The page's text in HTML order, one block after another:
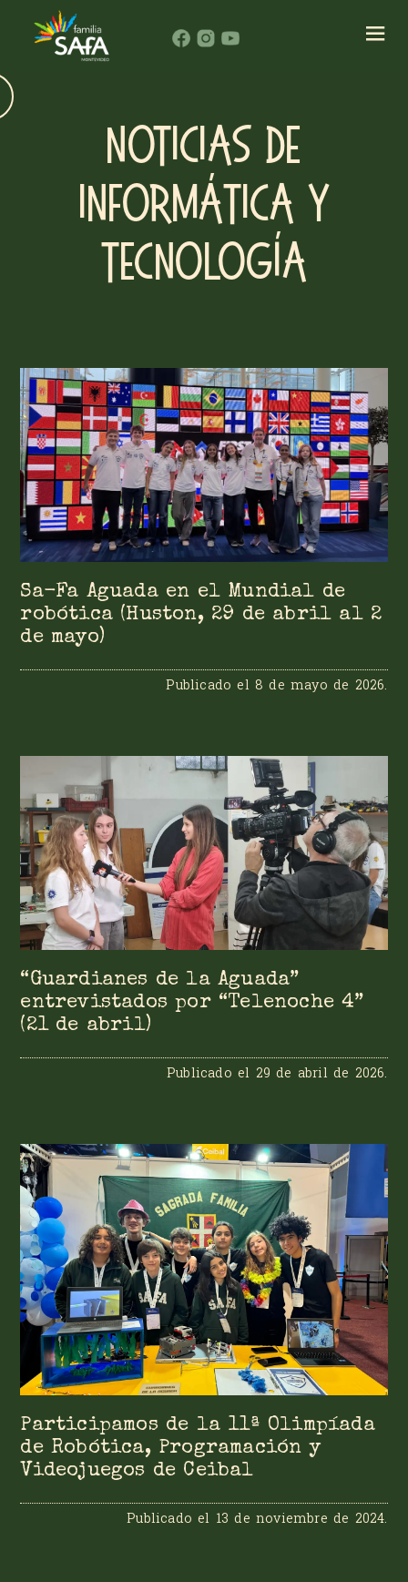
Noticias de
Informática y
Tecnología
Sa-Fa Aguada en el Mundial de
robótica (Huston, 29 de abril al 2
de mayo)
Publicado el 8 de mayo de 2026.
“Guardianes de la Aguada”
entrevistados por “Telenoche 4”
(21 de abril)
Publicado el 29 de abril de 2026.
Participamos de la 11ª Olimpíada
de Robótica, Programación y
Videojuegos de Ceibal
Publicado el 13 de noviembre de 2024.